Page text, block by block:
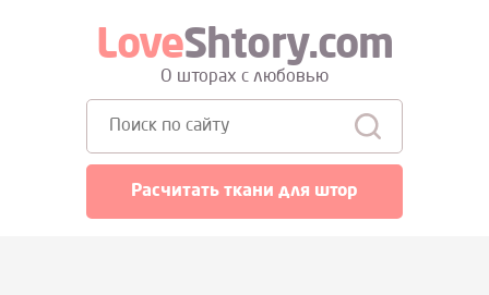
LoveShtory.com
О шторах с любовью
Расчитать ткани для штор